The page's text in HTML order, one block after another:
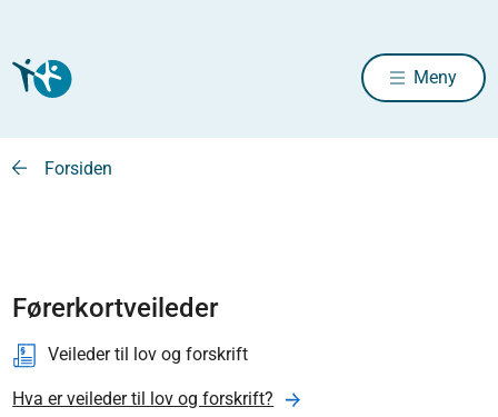
Meny
Forsiden
Førerkortveileder
Veileder til lov og forskrift
Hva er veileder til lov og forskrift?